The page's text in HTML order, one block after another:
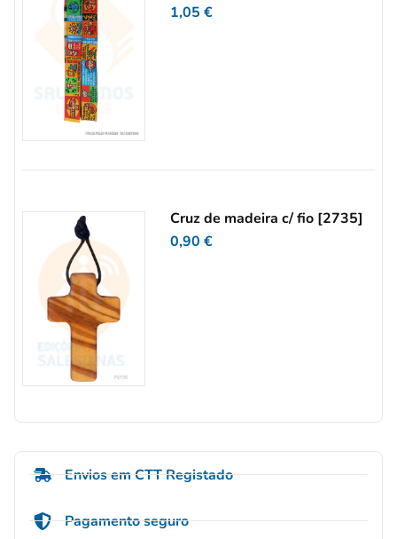
1,05€
Cruz de madeira c/ fio [2735]
0,90€
Envios em CTT Registado
Pagamento seguro